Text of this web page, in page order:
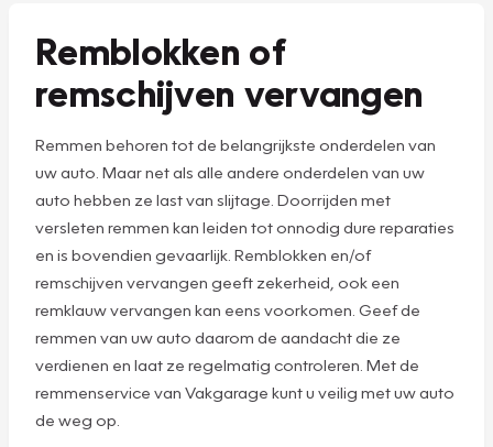
Remblokken of
remschijven vervangen
Remmen behoren tot de belangrijkste onderdelen van
uw auto. Maar net als alle andere onderdelen van uw
auto hebben ze last van slijtage. Doorrijden met
versleten remmen kan leiden tot onnodig dure reparaties
en is bovendien gevaarlijk. Remblokken en/of
remschijven vervangen geeft zekerheid, ook een
remklauw vervangen kan eens voorkomen. Geef de
remmen van uw auto daarom de aandacht die ze
verdienen en laat ze regelmatig controleren. Met de
remmenservice van Vakgarage kunt u veilig met uw auto
de weg op.